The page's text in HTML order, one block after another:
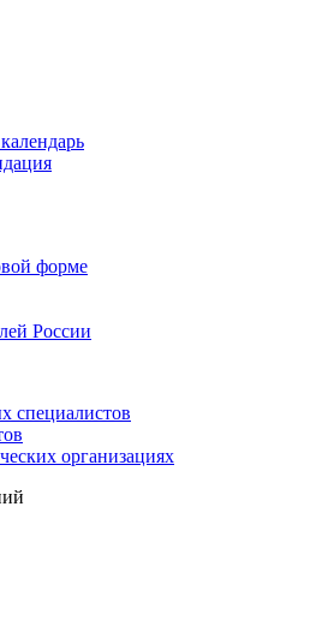
форме
России
специалистов
организациях